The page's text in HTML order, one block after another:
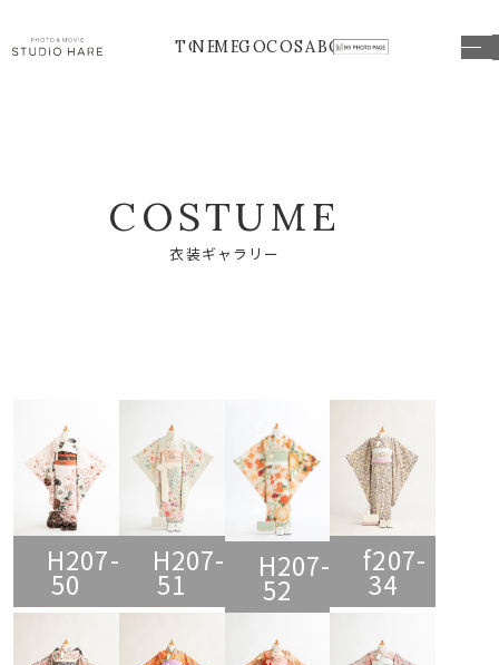
TOP
NEWS
MENU
GOODS
COSTUME
ABOUT
COSTUME
衣装ギ ャ ラ リ ー
H207-
50
H207-
51
H207-
52
f207-
34